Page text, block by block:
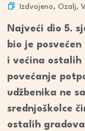
Izdvojeno, Ozalj,
Najveći dio 5.
bio je
i većina ostalih
povećanje
udžbenika ne
srednjoškolce
ostalih